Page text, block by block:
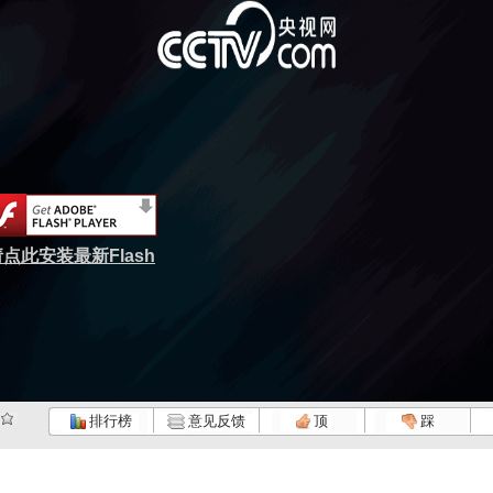
点此安装最新Flash
排行榜 意见反馈 顶 踩